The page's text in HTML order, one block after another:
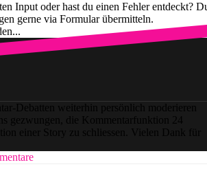
Input oder hast du einen Fehler entdeckt?
gerne via Formular übermitteln.
Debatten weiterhin persönlich moderieren
gezwungen, die Kommentarfunktion 24
einer Story zu schliessen. Vielen Dank für